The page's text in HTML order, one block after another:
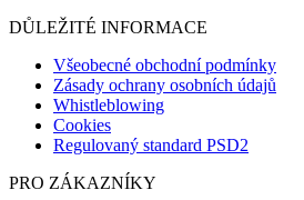
DŮLEŽITÉ INFORMACE
Všeobecné obchodní podmínky
Zásady ochrany osobních údajů
Whistleblowing
Cookies
Regulovaný standard PSD2
PRO ZÁKAZNÍKY